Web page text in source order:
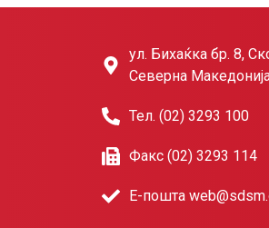
ул. Бихаќка бр. 8,
Северна
Тел. (02) 3293 100
Факс (02) 3293 114
Е-пошта